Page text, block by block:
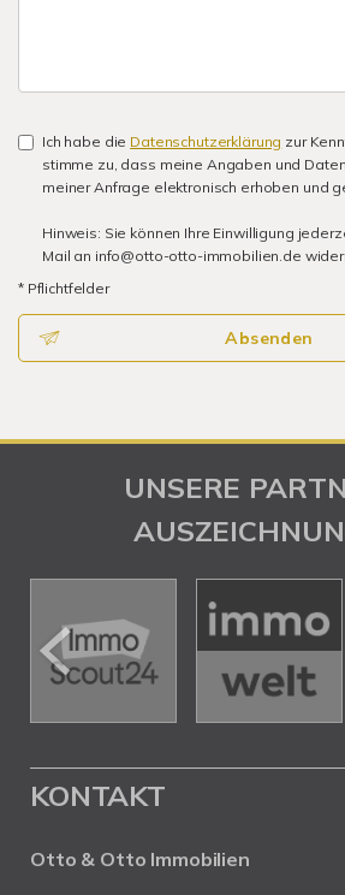
Ich habe die Datenschutzerklärung zur
stimme zu, dass meine Angaben und
meiner Anfrage elektronisch erhoben und
Hinweis: Sie können Ihre Einwilligung
Mail an info@otto-otto-immobilien.de
* Pflichtfelder
Absenden
UNSERE
KONTAKT
Otto & Otto Immobilien